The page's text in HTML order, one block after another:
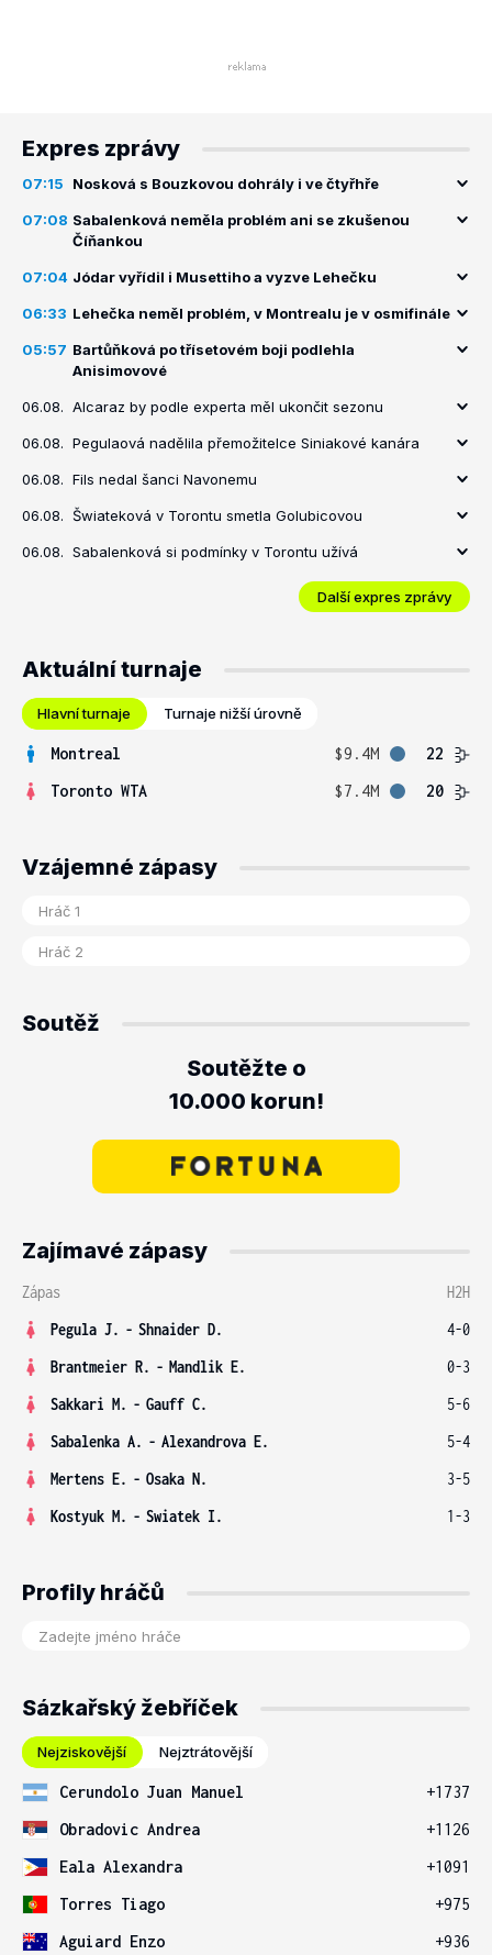
Expres zprávy
07:15 Nosková s Bouzkovou dohrály i ve čtyřhře
07:08 Sabalenková neměla problém ani se zkušenou
Číňankou
07:04 Jódar vyřídil i Musettiho a vyzve Lehečku
06:33 Lehečka neměl problém, v Montrealu je v osmifinále
05:57 Bartůňková po třísetovém boji podlehla
Anisimovové
06.08. Alcaraz by podle experta měl ukončit sezonu
06.08. Pegulaová nadělila přemožitelce Siniakové kanára
06.08. Fils nedal šanci Navonemu
06.08. Šwiateková v Torontu smetla Golubicovou
06.08. Sabalenková si podmínky v Torontu užívá
Další expres zprávy
Aktuální turnaje
Hlavní turnaje Turnaje nižší úrovně
Montreal $9.4M
22
Toronto WTA
$7.4M 20
Vzájemné zápasy
Soutěž
Soutěžte o
10.000 korun!
Zajímavé zápasy
Zápas
H2H
Pegula J. - Shnaider D.
4-0
Brantmeier R. - Mandlik E.
0-3
Sakkari M. - Gauff C.
5-6
Sabalenka A. - Alexandrova E.
5-4
Mertens E. - Osaka N.
3-5
Kostyuk M. - Swiatek I. 1-3
Profily hráčů
Sázkařský žebříček
Nejziskovější Nejztrátovější
Cerundolo Juan Manuel
+1737
Obradovic Andrea
+1126
Eala Alexandra
+1091
Torres Tiago
+975
Aguiard Enzo
+936